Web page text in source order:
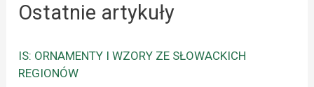
Ostatnie artykuły
IS: ORNAMENTY I WZORY ZE SŁOWACKICH
REGIONÓW